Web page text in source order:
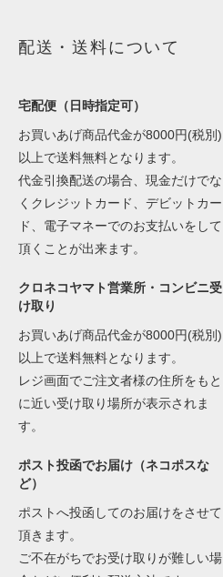
配送・送料について
宅配便（日時指定可）
お買いあげ商品代金が8000円(税別)
以上で送料無料となります。
代金引換配送の場合、現金だけでな
くクレジットカード、デビットカー
ド、電子マネーでのお支払いをして
頂くことが出来ます。
クロネコヤマト営業所・コンビニ受
け取り
お買いあげ商品代金が8000円(税別)
以上で送料無料となります。
レジ画面でご注文者様の住所をもと
に近い受け取り場所が表示されま
す。
ポスト投函でお届け（ネコポスな
ど）
ポストへ投函してのお届けをさせて
頂きます。
ご不在がちでお受け取りが難しい場